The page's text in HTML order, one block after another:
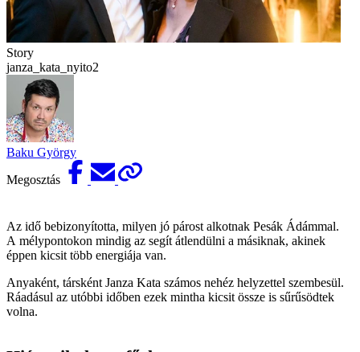
Story
janza_kata_nyito2
Baku György
Megosztás
Az idő bebizonyította, milyen jó párost alkotnak Pesák Ádámmal.
A mélypontokon mindig az segít átlendülni a másiknak, akinek
éppen kicsit több energiája van.
Anyaként, társként Janza Kata számos nehéz helyzettel szembesül.
Ráadásul az utóbbi időben ezek mintha kicsit össze is sűrűsödtek
volna.